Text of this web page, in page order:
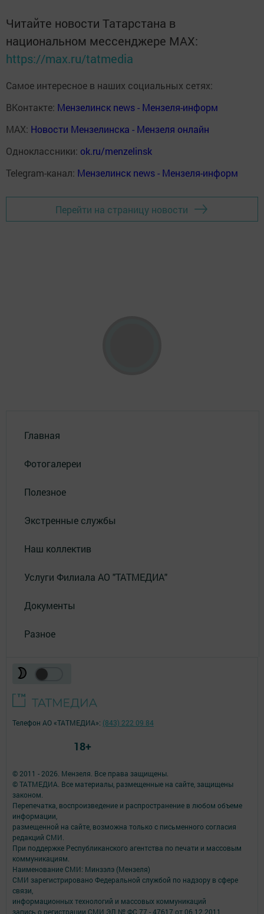
Читайте новости Татарстана в
национальном мессенджере MАХ:
https://max.ru/tatmedia
Самое интересное в наших социальных сетях:
ВКонтакте: Мензелинск news - Мензеля-информ
MAX: Новости Мензелинска - Мензеля онлайн
Одноклассники: ok.ru/menzelinsk
Telegram-канал: Мензелинск news - Мензеля-информ
Перейти на страницу новости
Главная
Фотогалереи
Полезное
Экстренные службы
Наш коллектив
Услуги Филиала АО "ТАТМЕДИА"
Документы
Разное
© 2011 - 2026. Мензеля. Все права защищены.
© ТАТМЕДИА. Все материалы, размещенные на сайте, защищены
законом.
Перепечатка, воспроизведение и распространение в любом объеме
информации,
размещенной на сайте, возможна только с письменного согласия
редакций СМИ.
При поддержке Республиканского агентства по печати и массовым
коммуникациям.
Наименование СМИ: Минзэлэ (Мензеля)
СМИ зарегистрировано Федеральной службой по надзору в сфере
связи,
информационных технологий и массовых коммуникаций
запись о регистрации СМИ ЭЛ № ФС 77 - 47617 от 06.12.2011
Телефон АО «ТАТМЕДИА»: (843) 222 09 84
18+